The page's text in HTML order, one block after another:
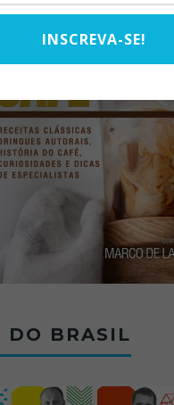
DO BRASIL
INSCREVA-SE!